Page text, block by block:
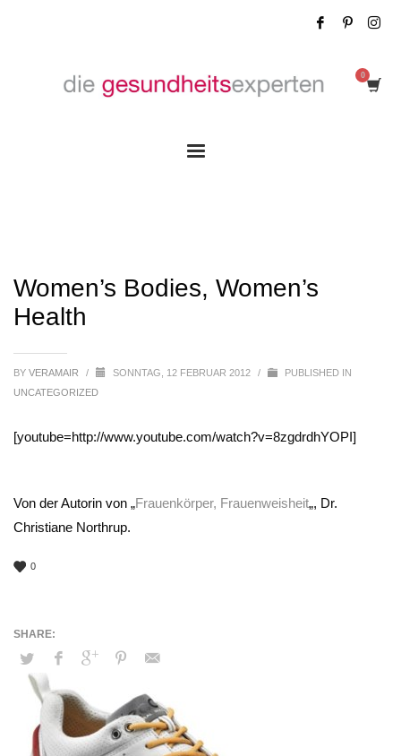
Women’s Bodies, Women’s
Health
BY VERAMAIR / SONNTAG, 12 FEBRUAR 2012 /
PUBLISHED IN
UNCATEGORIZED
[youtube=http://www.youtube.com/watch?v=8zgdrdhYOPI]
Von der Autorin von „Frauenkörper, Frauenweisheit„, Dr.
Christiane Northrup.
0